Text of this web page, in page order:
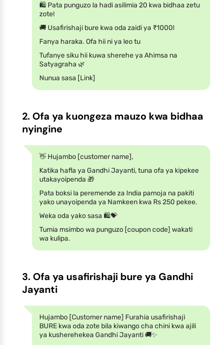
🛍️ Pata punguzo la hadi asilimia 20 kwa bidhaa zetu
zote!
🚚 Usafirishaji bure kwa oda zaidi ya ₹1000!
Fanya haraka. Ofa hii ni ya leo tu
Tufanye siku hii kuwa sherehe ya Ahimsa na
Satyagraha 🌿
Nunua sasa [Link]
2. Ofa ya kuongeza mauzo kwa bidhaa
nyingine
👋 Hujambo [customer name],
Katika hafla ya Gandhi Jayanti, tuna ofa ya kipekee
utakayoipenda 🎁
Pata boksi la peremende za India pamoja na pakiti
yako unayoipenda ya Namkeen kwa Rs 250 pekee.
Weka oda yako sasa 🛍️💝
Tumia msimbo wa punguzo [coupon code] wakati
wa kulipa.
3. Ofa ya usafirishaji bure ya Gandhi
Jayanti
Hujambo [Customer name] Furahia usafirishaji
BURE kwa oda zote bila kiwango cha chini kwa ajili
ya kusherehekea Gandhi Jayanti 🚚✨